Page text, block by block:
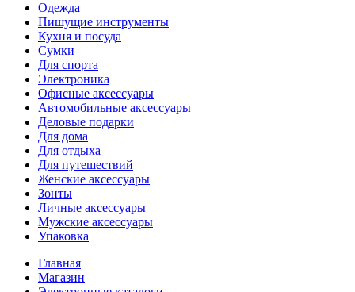
Одежда
Пишущие инструменты
Кухня и посуда
Сумки
Для спорта
Электроника
Офисные аксессуары
Автомобильные аксессуары
Деловые подарки
Для дома
Для отдыха
Для путешествий
Женские аксессуары
Зонты
Личные аксессуары
Мужские аксессуары
Упаковка
Главная
Магазин